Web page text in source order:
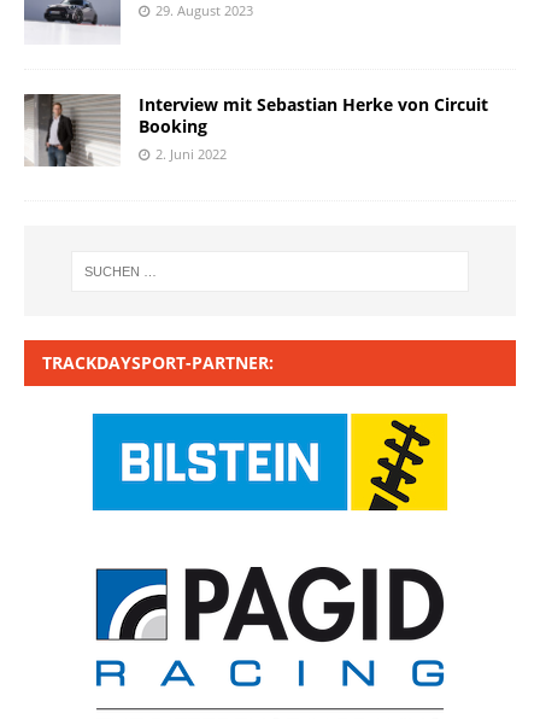
29. August 2023
Interview mit Sebastian Herke von Circuit
Booking
2. Juni 2022
TRACKDAYSPORT-PARTNER: